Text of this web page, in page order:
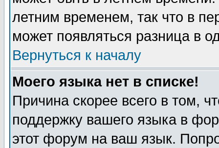
летним временем, так что в
может появляться разница в
Вернуться к началу
Моего языка нет в списке!
Причина скорее всего в том,
поддержку вашего языка в
этот форум на ваш язык.